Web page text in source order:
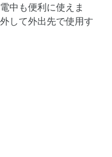
中も便利に使えま
して外出先で使用す